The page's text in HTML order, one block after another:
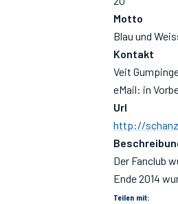
Motto
Blau und
Kontakt
Veit
eMail: in
Url
http://
Der Fanclub
Ende 2014
Teilen mit: